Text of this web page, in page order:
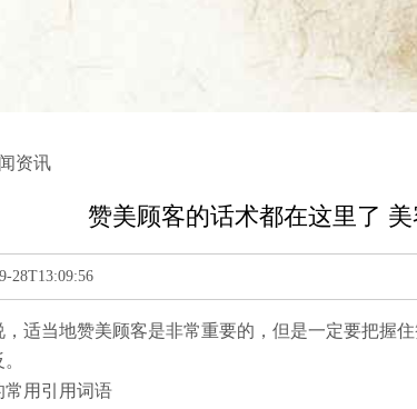
资讯
赞美顾客的话术都在这里了
28T13:09:56
，适当地赞美顾客是非常重要的，但是一定要把握
常用引用词语